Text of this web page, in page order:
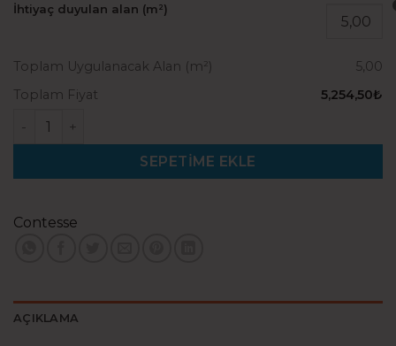
İhtiyaç duyulan alan (m²)
Toplam Uygulanacak Alan (m²)
5,00
Toplam Fiyat
5,254,50₺
Pasteur 08 (50x50) adet
SEPETIME EKLE
Contesse
AÇIKLAMA